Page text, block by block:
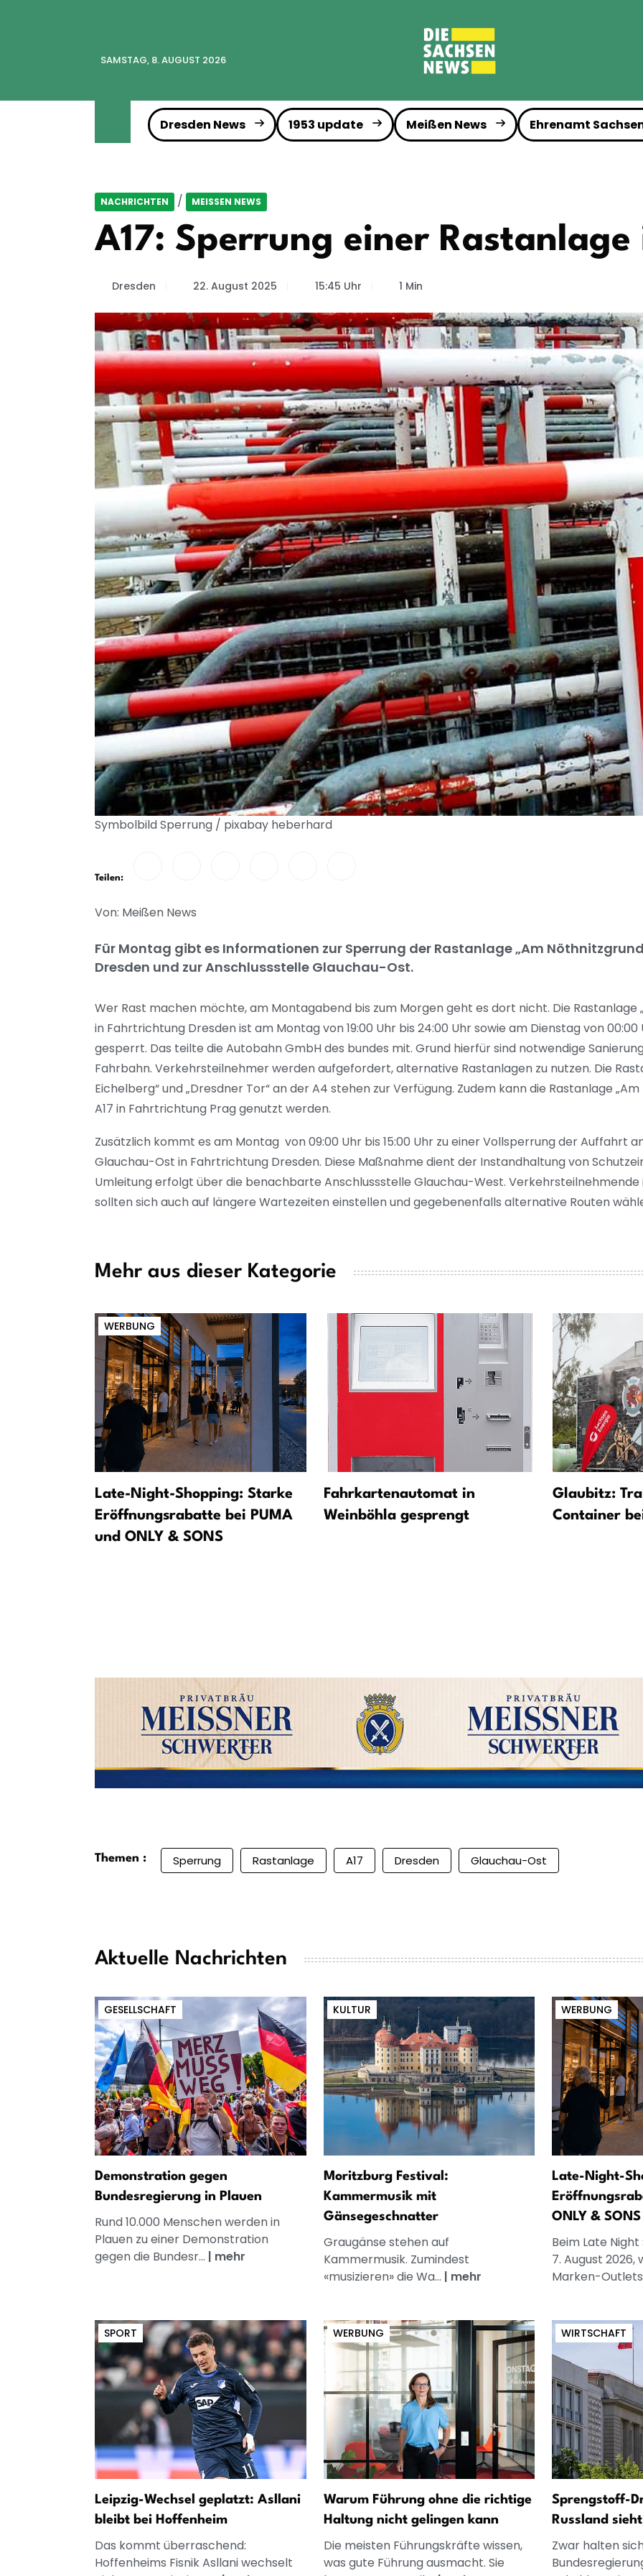
SAMSTAG, 8. AUGUST 2026
Dresden News 1953 update Meißen News Ehrenamt
NACHRICHTEN / MEISSEN NEWS
A17: Sperrung einer Rastanlage
Dresden 22. August 2025 15:45 Uhr 1 Min
Symbolbild Sperrung / pixabay heberhard
Teilen:
Von: Meißen News
Für Montag gibt es Informationen zur Sperrung der Rastanlage „Am
Dresden und zur Anschlussstelle Glauchau-Ost.
Wer Rast machen möchte, am Montagabend bis zum Morgen geht es dort nicht. Die Rastanlage
in Fahrtrichtung Dresden ist am Montag von 19:00 Uhr bis 24:00 Uhr sowie am Dienstag von 00:00
gesperrt. Das teilte die Autobahn GmbH des bundes mit. Grund hierfür sind notwendige
Fahrbahn. Verkehrsteilnehmer werden aufgefordert, alternative Rastanlagen zu nutzen. Die
Eichelberg“ und „Dresdner Tor“ an der A4 stehen zur Verfügung. Zudem kann die Rastanlage
A17 in Fahrtrichtung Prag genutzt werden.
Zusätzlich kommt es am Montag von 09:00 Uhr bis 15:00 Uhr zu einer Vollsperrung der Auffahrt
Glauchau-Ost in Fahrtrichtung Dresden. Diese Maßnahme dient der Instandhaltung von
Umleitung erfolgt über die benachbarte Anschlussstelle Glauchau-West. Verkehrsteilnehmende
sollten sich auch auf längere Wartezeiten einstellen und gegebenenfalls alternative Routen
Mehr aus dieser Kategorie
WERBUNG
Late-Night-Shopping: Starke
Eröffnungsrabatte bei PUMA
und ONLY & SONS
Fahrkartenautomat in
Weinböhla gesprengt
Glaubitz:
Container
Themen : Sperrung Rastanlage A17 Dresden Glauchau-Ost
Aktuelle Nachrichten
GESELLSCHAFT
Demonstration gegen
Bundesregierung in Plauen
Rund 10.000 Menschen werden in
Plauen zu einer Demonstration
gegen die Bundesr... | mehr
KULTUR
Moritzburg Festival:
Kammermusik mit
Gänsegeschnatter
Graugänse stehen auf
Kammermusik. Zumindest
«musizieren» die Wa... | mehr
WERBUNG
Late-Night-
ONLY & SONS
Beim Late
7. August 2026,
Marken-
SPORT
Leipzig-Wechsel geplatzt: Asllani
bleibt bei Hoffenheim
Das kommt überraschend:
Hoffenheims Fisnik Asllani wechselt
WERBUNG
Warum Führung ohne die richtige
Haltung nicht gelingen kann
Die meisten Führungskräfte wissen,
was gute Führung ausmacht. Sie
WIRTSCHAFT
Sprengstoff-
Russland
Zwar halten